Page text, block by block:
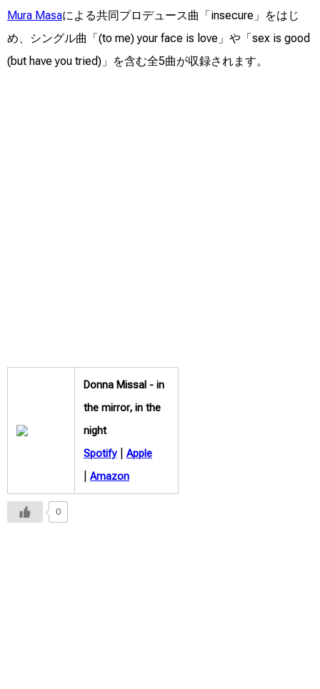
Mura Masaによる共同プロデュース曲「insecure」をはじ
め、シングル曲「(to me) your face is love」や「sex is good
(but have you tried)」を含む全5曲が収録されます。
Donna Missal - in
the mirror, in the
night
Spotify
Apple
Amazon
0